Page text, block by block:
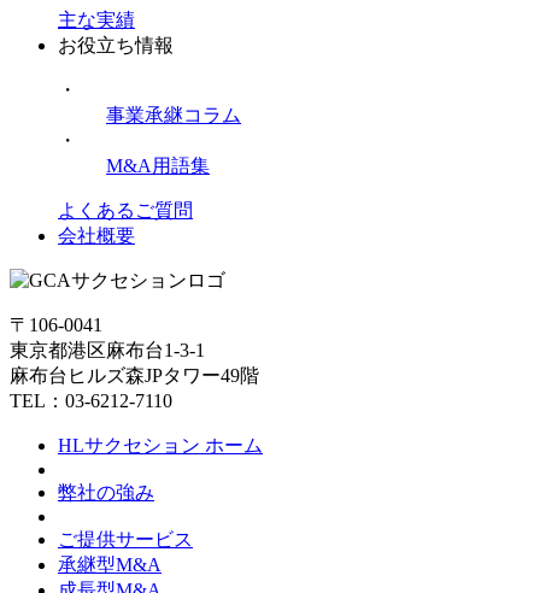
主な実績
お役立ち情報
・
事業承継コラム
・
M&A用語集
よくあるご質問
会社概要
〒106-0041
東京都港区麻布台1-3-1
麻布台ヒルズ森JPタワー49階
TEL：03-6212-7110
HLサクセション ホーム
弊社の強み
ご提供サービス
承継型M&A